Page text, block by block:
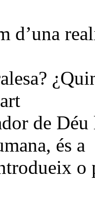
d’una
de
és a
o